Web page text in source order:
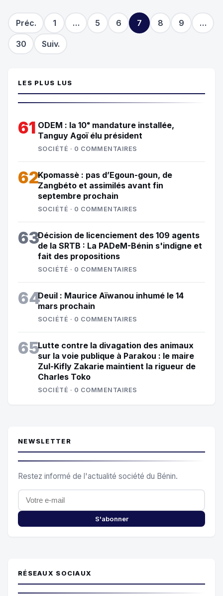
Préc. 1 … 5 6 7 8 9 …
30 Suiv.
LES PLUS LUS
61 ODEM : la 10ᵉ mandature installée,
Tanguy Agoï élu président
SOCIÉTÉ · 0 COMMENTAIRES
62Kpomassè : pas d’Egoun-goun, de
Zangbéto et assimilés avant fin
septembre prochain
SOCIÉTÉ · 0 COMMENTAIRES
63Décision de licenciement des 109 agents
de la SRTB : La PADeM-Bénin s'indigne et
fait des propositions
SOCIÉTÉ · 0 COMMENTAIRES
64Deuil : Maurice Aïwanou inhumé le 14
mars prochain
SOCIÉTÉ · 0 COMMENTAIRES
65Lutte contre la divagation des animaux
sur la voie publique à Parakou : le maire
Zul-Kifly Zakarie maintient la rigueur de
Charles Toko
SOCIÉTÉ · 0 COMMENTAIRES
NEWSLETTER
Restez informé de l'actualité société du Bénin.
S'abonner
RÉSEAUX SOCIAUX